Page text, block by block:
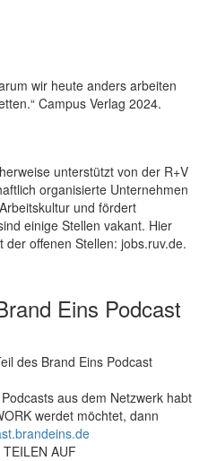
wir heute anders arbeiten
Campus Verlag 2024.
unterstützt von der R+V
organisierte Unternehmen
und fördert
einige Stellen vakant. Hier
offenen Stellen: jobs.ruv.de.
Eins Podcast
des Brand Eins Podcast
aus dem Netzwerk habt
werdet möchtet, dann
TEILEN AUF